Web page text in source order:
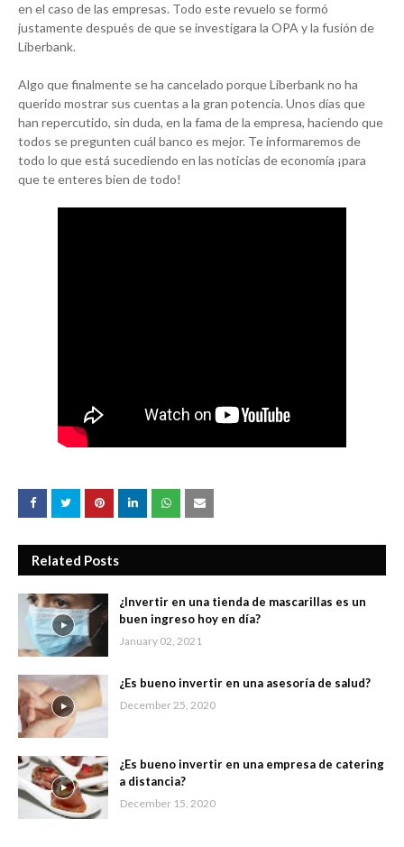
en el caso de las empresas. Todo este revuelo se formó
justamente después de que se investigara la OPA y la fusión de
Liberbank.
Algo que finalmente se ha cancelado porque Liberbank no ha
querido mostrar sus cuentas a la gran potencia. Unos días que
han repercutido, sin duda, en la fama de la empresa, haciendo que
todos se pregunten cuál banco es mejor. Te informaremos de
todo lo que está sucediendo en las noticias de economía ¡para
que te enteres bien de todo!
Related Posts
¿Invertir en una tienda de mascarillas es un
buen ingreso hoy en día?
January 02, 2021
¿Es bueno invertir en una asesoría de salud?
December 25, 2020
¿Es bueno invertir en una empresa de catering
a distancia?
December 15, 2020